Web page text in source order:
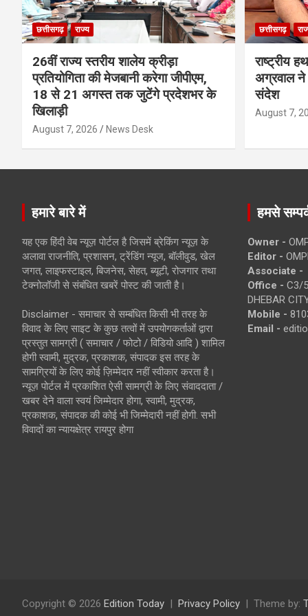
छत्तीसगढ़ राज्य
26वीं राज्य स्तरीय शालेय क्रीड़ा
प्रतियोगिता की मेजबानी करेगा जीपीएम,
18 से 21 अगस्त तक जुटेंगे प्रदेशभर के
खिलाड़ी
August 7, 2026 News Desk
छत्तीसगढ़
राष्ट्रीय
अग्रवाल ने
संदेश
August 7,
हमारे बारे में
यह एक हिंदी वेब न्यूज़ पोर्टल है जिसमें ब्रेकिंग न्यूज़ के
अलावा राजनीति, प्रशासन, ट्रेंडिंग न्यूज, बॉलीवुड, खेल
जगत, लाइफस्टाइल, बिजनेस, सेहत, ब्यूटी, रोजगार तथा
टेक्नोलॉजी से संबंधित खबरें पोस्ट की जाती है।
Disclaimer - समाचार से सम्बंधित किसी भी तरह के
विवाद के लिए साइट के कुछ तत्वों में उपयोगकर्ताओं द्वारा
प्रस्तुत सामग्री ( समाचार / फोटो / विडियो आदि ) शामिल
होगी स्वामी, मुद्रक, प्रकाशक, संपादक इस तरह के
सामग्रियों के लिए कोई ज़िम्मेदार नहीं स्वीकार करता है।
न्यूज़ पोर्टल में प्रकाशित ऐसी सामग्री के लिए संवाददाता /
खबर देने वाला स्वयं जिम्मेदार होगा, स्वामी, मुद्रक,
प्रकाशक, संपादक की कोई भी जिम्मेदारी नहीं होगी. सभी
विवादों का न्यायक्षेत्र रायपुर होगा
हमसे
Owner -
Editor -
Associate -
Office - C3/
DHEBAR
Mobile -
Email -
Copyright © 2026 Edition Today Privacy Policy Theme by: